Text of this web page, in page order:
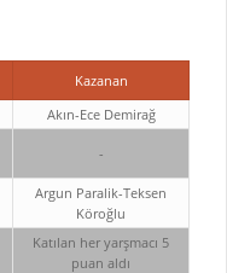
Kazanan
Akın-Ece Demirağ
-
Argun Paralik-Teksen
Köroğlu
Katılan her yarşmacı 5
puan aldı